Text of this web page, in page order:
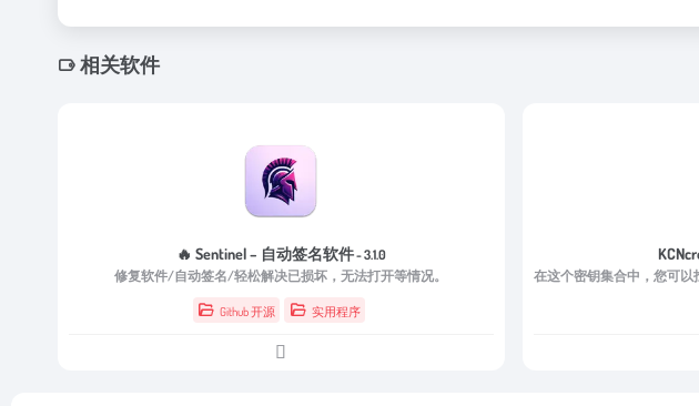
相关软件
🔥 Sentinel – 自动签名软件- 3.1.0
修复软件/自动签名/轻松解决已损坏，无法打开等情况。
Github 开源 实用程序